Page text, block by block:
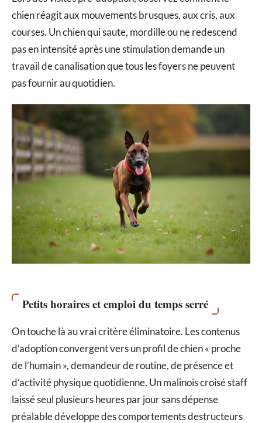
chien réagit aux mouvements brusques, aux cris, aux
courses. Un chien qui saute, mordille ou ne redescend
pas en intensité après une stimulation demande un
travail de canalisation que tous les foyers ne peuvent
pas fournir au quotidien.
Petits horaires et emploi du temps serré
On touche là au vrai critère éliminatoire. Les contenus
d’adoption convergent vers un profil de chien « proche
de l’humain », demandeur de routine, de présence et
d’activité physique quotidienne. Un malinois croisé staff
laissé seul plusieurs heures par jour sans dépense
préalable développe des comportements destructeurs